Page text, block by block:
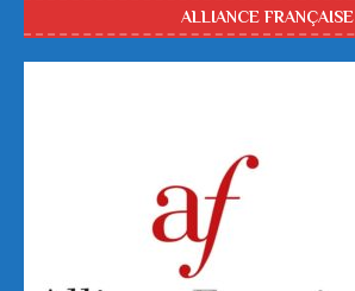
ALLIANCE FRANÇAISE